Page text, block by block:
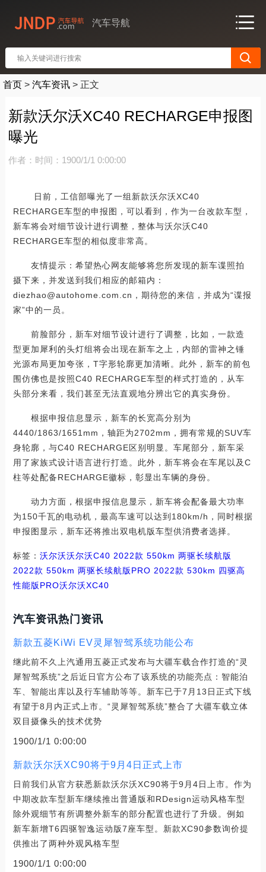
汽车导航
首页 > 汽车资讯 > 正文
新款沃尔沃XC40 RECHARGE申报图
曝光
作者： 时间：1900/1/1 0:00:00
日前，工信部曝光了一组新款沃尔沃XC40
RECHARGE车型的申报图，可以看到，作为一台改款车型，
新车将会对细节设计进行调整，整体与沃尔沃C40
RECHARGE车型的相似度非常高。
友情提示：希望热心网友能够将您所发现的新车谍照拍
摄下来，并发送到我们相应的邮箱内：
diezhao@autohome.com.cn，期待您的来信，并成为“谍报
家”中的一员。
前脸部分，新车对细节设计进行了调整，比如，一款造
型更加犀利的头灯组将会出现在新车之上，内部的雷神之锤
光源布局更加夸张，T字形轮廓更加清晰。此外，新车的前包
围仿佛也是按照C40 RECHARGE车型的样式打造的，从车
头部分来看，我们甚至无法直观地分辨出它的真实身份。
根据申报信息显示，新车的长宽高分别为
4440/1863/1651mm，轴距为2702mm，拥有常规的SUV车
身轮廓，与C40 RECHARGE区别明显。车尾部分，新车采
用了家族式设计语言进行打造。此外，新车将会在车尾以及C
柱等处配备RECHARGE徽标，彰显出车辆的身份。
动力方面，根据申报信息显示，新车将会配备最大功率
为150千瓦的电动机，最高车速可以达到180km/h，同时根据
申报图显示，新车还将推出双电机版车型供消费者选择。
标签： 沃尔沃沃尔沃C40 2022款 550km 两驱长续航版
2022款 550km 两驱长续航版PRO 2022款 530km 四驱高
性能版PRO沃尔沃XC40
汽车资讯热门资讯
新款五菱KiWi EV灵犀智驾系统功能公布
继此前不久上汽通用五菱正式发布与大疆车载合作打造的“灵
犀智驾系统”之后近日官方公布了该系统的功能亮点：智能泊
车、智能出库以及行车辅助等等。新车已于7月13日正式下线
有望于8月内正式上市。“灵犀智驾系统”整合了大疆车载立体
双目摄像头的技术优势
1900/1/1 0:00:00
新款沃尔沃XC90将于9月4日正式上市
日前我们从官方获悉新款沃尔沃XC90将于9月4日上市。作为
中期改款车型新车继续推出普通版和RDesign运动风格车型
除外观细节有所调整外新车的部分配置也进行了升级。例如
新车新增T6四驱智逸运动版7座车型。新款XC90参数询价提
供推出了两种外观风格车型
1900/1/1 0:00:00